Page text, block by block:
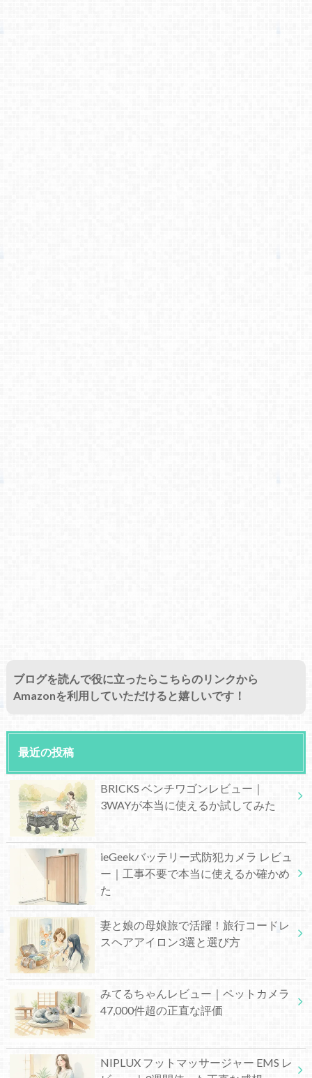
ブログを読んで役に立ったらこちらのリンクから
Amazonを利用していただけると嬉しいです！
最近の投稿
BRICKS ベンチワゴンレビュー｜
3WAYが本当に使えるか試してみた
ieGeekバッテリー式防犯カメラ レビュ
ー｜工事不要で本当に使えるか確かめ
た
妻と娘の母娘旅で活躍！旅行コードレ
スヘアアイロン3選と選び方
みてるちゃんレビュー｜ペットカメラ
47,000件超の正直な評価
NIPLUX フットマッサージャー EMS レ